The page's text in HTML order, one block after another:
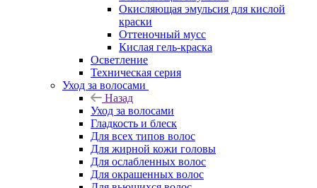
Окисляющая эмульсия для кислой
краски
Оттеночный мусс
Кислая гель-краска
Осветление
Техническая серия
Уход за волосами
Назад
Уход за волосами
Гладкость и блеск
Для всех типов волос
Для жирной кожи головы
Для ослабленных волос
Для окрашенных волос